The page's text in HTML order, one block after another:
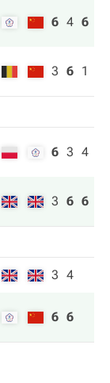
6 4 6
3 6 1
6 3 4
3 6 6
3 4
6 6